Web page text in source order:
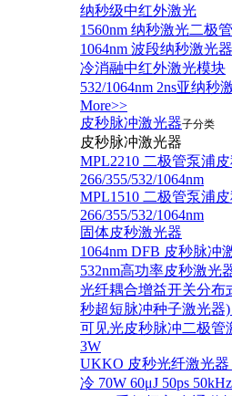
纳秒级中红外激光
1560nm 纳秒激光二极
1064nm 波段纳秒激光器
冷消融中红外激光模块
532/1064nm 2ns亚纳秒
More>>
皮秒脉冲激光器子分类
皮秒脉冲激光器
​MPL2210 二极管泵浦
266/355/532/1064nm
MPL1510 二极管泵浦
266/355/532/1064nm
固体皮秒激光器
1064nm DFB 皮秒脉冲
532nm高功率皮秒激光
光纤耦合增益开关分布
秒超短脉冲种子激光器)
可见光皮秒脉冲二极管
3W
UKKO 皮秒光纤激光器
冷 70W 60μJ 50ps